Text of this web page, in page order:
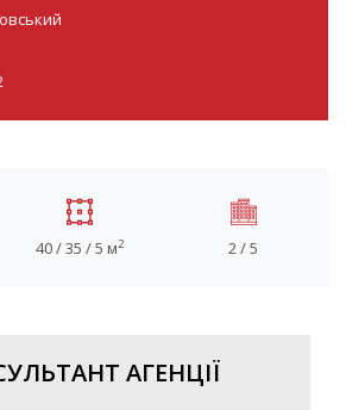
40 / 35 / 5 м2 2 / 5
АГЕНЦІЇ